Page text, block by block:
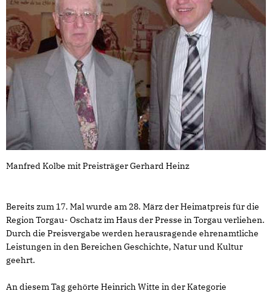
Manfred Kolbe mit Preisträger Gerhard Heinz
Bereits zum 17. Mal wurde am 28. März der Heimatpreis für die
Region Torgau- Oschatz im Haus der Presse in Torgau verliehen.
Durch die Preisvergabe werden herausragende ehrenamtliche
Leistungen in den Bereichen Geschichte, Natur und Kultur
geehrt.
An diesem Tag gehörte Heinrich Witte in der Kategorie